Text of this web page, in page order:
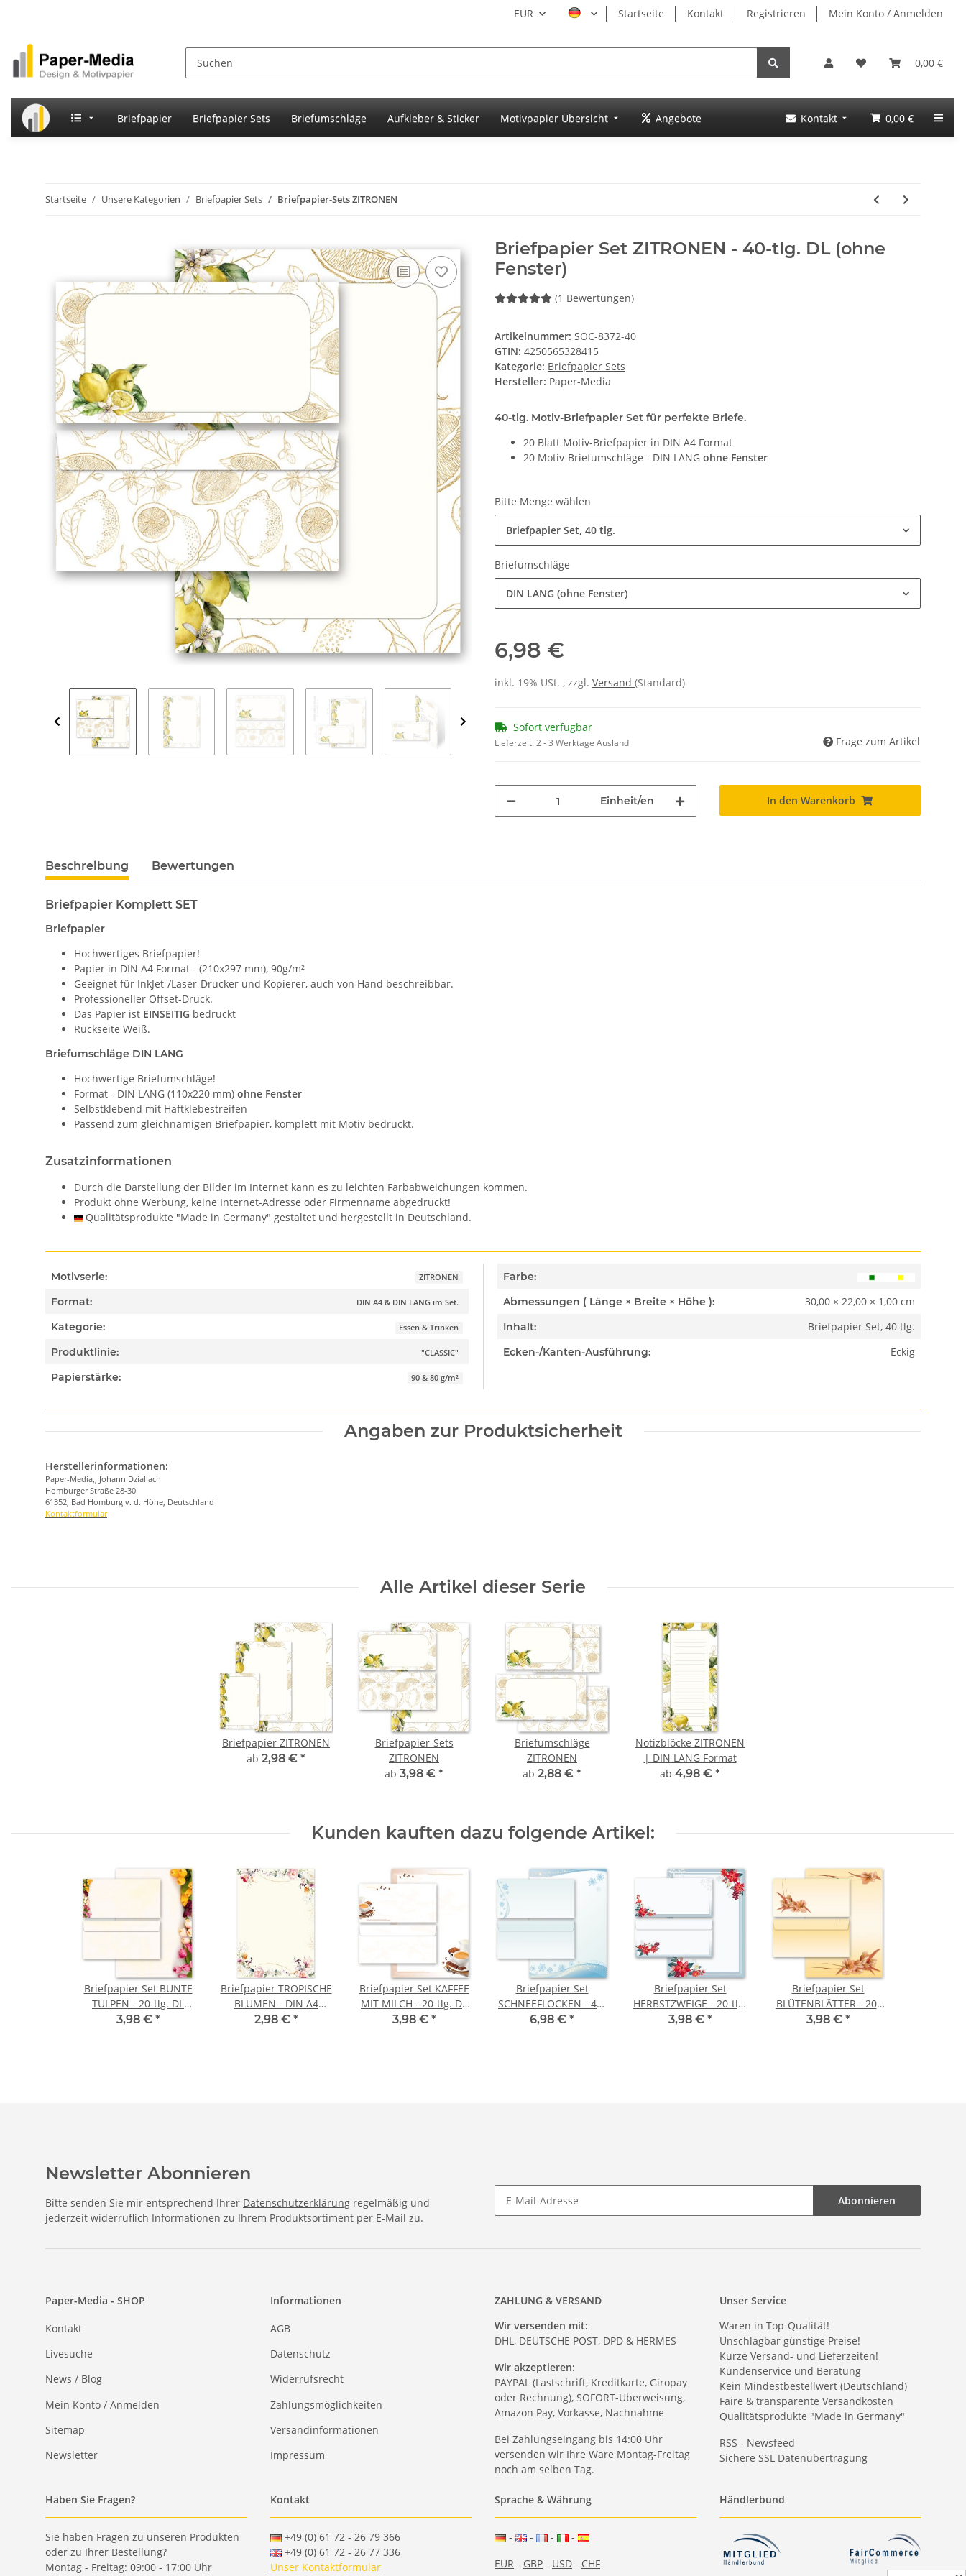
EUR Startseite Kontakt Registrieren Mein Konto / Anmelden
0,00 €
Briefpapier Briefpapier Sets Briefumschläge Aufkleber & Sticker Motivpapier Übersicht Angebote Kontakt 0,00 €
Startseite Unsere Kategorien Briefpapier Sets Briefpapier-Sets ZITRONEN
Briefpapier Set ZITRONEN - 40-tlg. DL (ohne
Fenster)
(1 Bewertungen)
Artikelnummer: SOC-8372-40
GTIN: 4250565328415
Kategorie: Briefpapier Sets
Hersteller: Paper-Media
40-tlg. Motiv-Briefpapier Set für perfekte Briefe.
20 Blatt Motiv-Briefpapier in DIN A4 Format
20 Motiv-Briefumschläge - DIN LANG ohne Fenster
Bitte Menge wählen
Briefpapier Set, 40 tlg.
Briefumschläge
DIN LANG (ohne Fenster)
6,98 €
inkl. 19% USt. , zzgl. Versand (Standard)
Sofort verfügbar
Lieferzeit:2 - 3 Werktage Ausland Frage zum Artikel
Einheit/en In den Warenkorb
Beschreibung Bewertungen
Briefpapier Komplett SET
Briefpapier
Hochwertiges Briefpapier!
Papier in DIN A4 Format - (210x297 mm), 90g/m²
Geeignet für InkJet-/Laser-Drucker und Kopierer, auch von Hand beschreibbar.
Professioneller Offset-Druck.
Das Papier ist EINSEITIG bedruckt
Rückseite Weiß.
Briefumschläge DIN LANG
Hochwertige Briefumschläge!
Format - DIN LANG (110x220 mm) ohne Fenster
Selbstklebend mit Haftklebestreifen
Passend zum gleichnamigen Briefpapier, komplett mit Motiv bedruckt.
Zusatzinformationen
Durch die Darstellung der Bilder im Internet kann es zu leichten Farbabweichungen kommen.
Produkt ohne Werbung, keine Internet-Adresse oder Firmenname abgedruckt!
Qualitätsprodukte "Made in Germany" gestaltet und hergestellt in Deutschland.
Motivserie: ZITRONEN
Format: DIN A4 & DIN LANG im Set.
Kategorie: Essen & Trinken
Produktlinie: "CLASSIC"
Papierstärke: 90 & 80 g/m²
Farbe:
Abmessungen ( Länge × Breite × Höhe ):
30,00 × 22,00 × 1,00 cm
Inhalt: Briefpapier Set, 40 tlg.
Ecken-/Kanten-Ausführung: Eckig
Angaben zur Produktsicherheit
Herstellerinformationen:
Paper-Media,, Johann Dziallach
Homburger Straße 28-30
61352, Bad Homburg v. d. Höhe, Deutschland
Kontaktformular
Alle Artikel dieser Serie
Briefpapier ZITRONEN
ab 2,98 € *
Briefpapier-Sets
ZITRONEN
ab 3,98 € *
Briefumschläge
ZITRONEN
ab 2,88 € *
Notizblöcke ZITRONEN
| DIN LANG Format
ab 4,98 € *
Kunden kauften dazu folgende Artikel:
Briefpapier Set BUNTE
TULPEN - 20-tlg. DL
(ohne Fenster)
3,98 € *
Briefpapier TROPISCHE
BLUMEN - DIN A4
Format 20 Blatt
2,98 € *
Briefpapier Set KAFFEE
MIT MILCH - 20-tlg. DL
(ohne Fenster)
3,98 € *
Briefpapier Set
SCHNEEFLOCKEN - 40-
tlg. DL (ohne Fenster)
6,98 € *
Briefpapier Set
HERBSTZWEIGE - 20-tlg.
DL (ohne Fenster)
3,98 € *
Briefpapier Set
BLÜTENBLÄTTER - 20-
tlg. DL (ohne Fenster)
3,98 € *
Newsletter Abonnieren
Bitte senden Sie mir entsprechend Ihrer Datenschutzerklärung regelmäßig und
jederzeit widerruflich Informationen zu Ihrem Produktsortiment per E-Mail zu.
Abonnieren
Paper-Media - SHOP
Kontakt
Livesuche
News / Blog
Mein Konto / Anmelden
Sitemap
Newsletter
Informationen
AGB
Datenschutz
Widerrufsrecht
Zahlungsmöglichkeiten
Versandinformationen
Impressum
ZAHLUNG & VERSAND
Wir versenden mit:
DHL, DEUTSCHE POST, DPD & HERMES
Wir akzeptieren:
PAYPAL (Lastschrift, Kreditkarte, Giropay
oder Rechnung), SOFORT-Überweisung,
Amazon Pay, Vorkasse, Nachnahme
Bei Zahlungseingang bis 14:00 Uhr
versenden wir Ihre Ware Montag-Freitag
noch am selben Tag.
Unser Service
Waren in Top-Qualität!
Unschlagbar günstige Preise!
Kurze Versand- und Lieferzeiten!
Kundenservice und Beratung
Kein Mindestbestellwert (Deutschland)
Faire & transparente Versandkosten
Qualitätsprodukte "Made in Germany"
RSS - Newsfeed
Sichere SSL Datenübertragung
Haben Sie Fragen?
Sie haben Fragen zu unseren Produkten
oder zu Ihrer Bestellung?
Montag - Freitag: 09:00 - 17:00 Uhr
Kontakt
+49 (0) 61 72 - 26 79 366
+49 (0) 61 72 - 26 77 336
Unser Kontaktformular
Sprache & Währung
- - -
-
EUR - GBP - USD - CHF
Händlerbund